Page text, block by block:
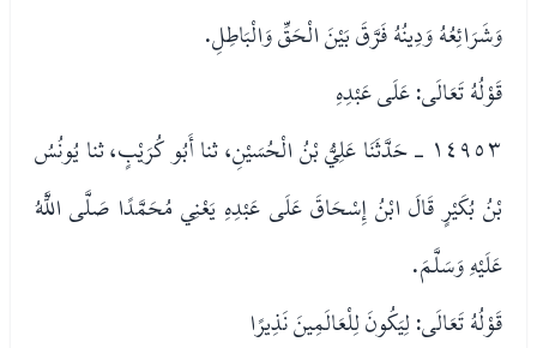
وَشَرَائِعُهُ وَدِينُهُ فَرَّقَ بَيْنَ الْحَقِّ وَالْبَاطِلِ.
قَوْلُهُ تَعَالَى: عَلَى عَبْدِهِ
١٤٩٥٣ - حَدَّثَنَا عَلِيُّ بْنُ الْحُسَيْنِ، ثنا أَبُو كُرَيْبٍ، ثنا يُونُسُ
بْنُ بُكَيْرٍ قَالَ ابْنُ إِسْحَاقَ عَلَى عَبْدِهِ يَعْنِي مُحَمَّدًا صَلَّى اللَّهُ
عَلَيْهِ وَسَلَّمَ.
قَوْلُهُ تَعَالَى: لِيَكُونَ لِلْعَالَمِينَ نَذِيرًا